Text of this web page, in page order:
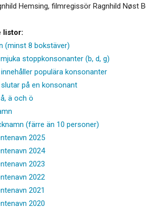
Hemsing, filmregissör Ragnhild Nøst
listor:
(minst 8 bokstäver)
stoppkonsonanter (b, d, g)
populära konsonanter
på en konsonant
ä och ö
(färre än 10 personer)
2025
2024
2023
2022
2021
2020